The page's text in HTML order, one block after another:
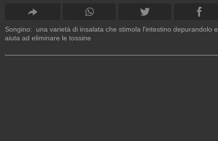
Songino: una varietà di insalata che stimola l'intestino depurandolo e
aiuta ad eliminare le tossine